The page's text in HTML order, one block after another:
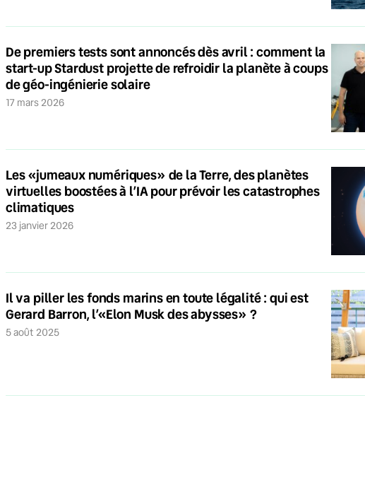
De premiers tests sont annoncés dès avril : comment la
start-up Stardust projette de refroidir la planète à coups
de géo-ingénierie solaire
17 mars 2026
Les «jumeaux numériques» de la Terre, des planètes
virtuelles boostées à l’IA pour prévoir les catastrophes
climatiques
23 janvier 2026
Il va piller les fonds marins en toute légalité : qui est
Gerard Barron, l’«Elon Musk des abysses» ?
5 août 2025